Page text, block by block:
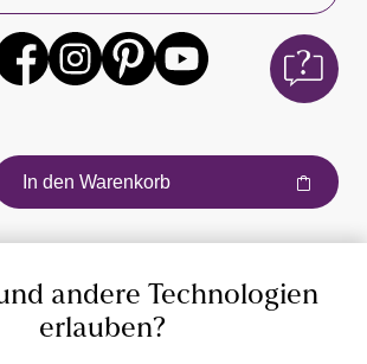
In den Warenkorb
andere Technologien
erlauben?